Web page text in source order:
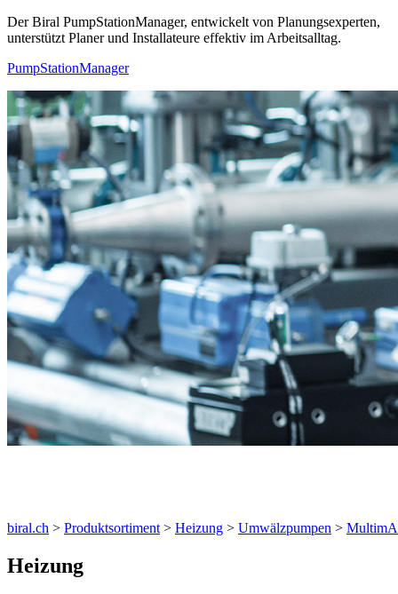
Der Biral PumpStationManager, entwickelt von Planungsexperten,
unterstützt Planer und Installateure effektiv im Arbeitsalltag.
PumpStationManager
biral.ch > Produktsortiment > Heizung > Umwälzpumpen >
Heizung